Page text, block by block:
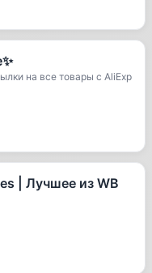
на все товары с AliExp
| Лучшее из WB